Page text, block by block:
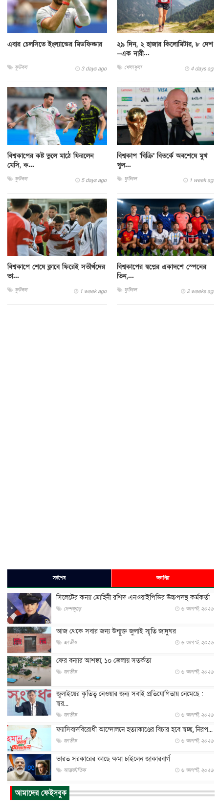
এবার চেলসিতে ইংল্যান্ডের মিডফিল্ডার
ফুটবল 3 days ago
২৯ দিন, ২ হাজার কিলোমিটার, ৮ দেশ
—এক নারী...
খেলাধুলা 4 days ago
বিশ্বকাপের কষ্ট ভুলে মাঠে ফিরলেন
মেসি, ক...
ফুটবল 5 days ago
বিশ্বকাপ ‘বিক্রি’ বিতর্কে অবশেষে মুখ
খুল...
ফুটবল 1 week ago
বিশ্বকাপে শেষে ক্লাবে ফিরেই সতীর্থদের
ভা...
ফুটবল 1 week ago
বিশ্বকাপের স্বপ্নের একাদশে স্পেনের
তিন,...
ফুটবল 2 weeks ago
সর্বশেষ জনপ্রিয়
সিলেটের কন্যা মোহিনী রশিদ এনওয়াইপিডির উচ্চপদস্থ কর্মকর্তা
দেশজুড়ে ৬ আগস্ট, ২০২৬
আজ থেকে সবার জন্য উন্মুক্ত জুলাই স্মৃতি জাদুঘর
জাতীয় ৬ আগস্ট, ২০২৬
ফের বন্যার আশঙ্কা, ১০ জেলায় সতর্কতা
জাতীয় ৬ আগস্ট, ২০২৬
জুলাইয়ের কৃতিত্ব নেওয়ার জন্য সবাই প্রতিযোগিতায় নেমেছে :
স্বর...
জাতীয় ৬ আগস্ট, ২০২৬
ফ্যাসিবাদবিরোধী আন্দোলনে হত্যাকাণ্ডের বিচার হবে স্বচ্ছ, নিরপ...
জাতীয় ৬ আগস্ট, ২০২৬
ভারত সরকারের কাছে ক্ষমা চাইলেন জাকারবার্গ
আন্তর্জাতিক ৬ আগস্ট, ২০২৬
আকাশে ট্রাম্পের হেলিকপ্টার ও যাত্রীবাহী বিমান মুখোমুখি, তদন্...
আন্তর্জাতিক
আমাদের ফেইসবুক